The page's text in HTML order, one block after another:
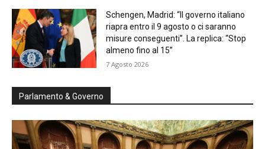
Schengen, Madrid: “Il governo italiano
riapra entro il 9 agosto o ci saranno
misure conseguenti”. La replica: “Stop
almeno fino al 15”
7 Agosto 2026
Parlamento & Governo